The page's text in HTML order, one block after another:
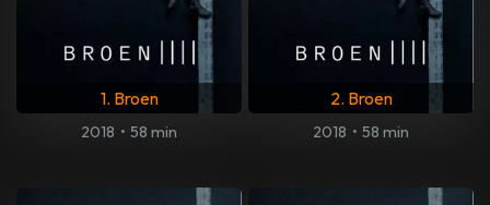
1. Broen
2018 • 58 min
2. Broen
2018 • 58 min